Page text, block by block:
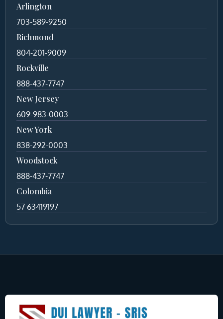
Arlington
703-589-9250
Richmond
804-201-9009
Rockville
888-437-7747
New Jersey
609-983-0003
New York
838-292-0003
Woodstock
888-437-7747
Colombia
57 63419197